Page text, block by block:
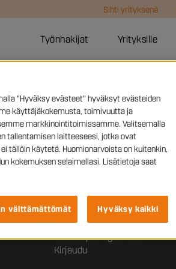
Työnhakijat Yrityksille
Sihti yrityksenä
Työntekijälle
Sihti yrityksenä
Sihdin toimistot
Uutiset ja blogitekstit
Kirjaudu
"Hyväksy evästeet" hyväksyt evästeiden
käyttäjäkokemusta, toimivuutta ja
markkinointitoimissamme. Valitsemalla
tallentamisen laitteeseesi, jotka ovat
tällöin käytetä. Huomionarvoista on kuitenkin,
kokemuksen selaimellasi. Lisätietoja saat
välttämättömät Hyväksy kaikki